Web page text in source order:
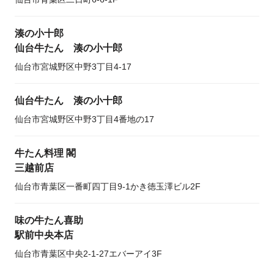
湊の小十郎
仙台牛たん 湊の小十郎
仙台市宮城野区中野3丁目4-17
仙台牛たん 湊の小十郎
仙台市宮城野区中野3丁目4番地の17
牛たん料理 閣
三越前店
仙台市青葉区一番町四丁目9-1かき徳玉澤ビル2F
味の牛たん喜助
駅前中央本店
仙台市青葉区中央2-1-27エバーアイ3F